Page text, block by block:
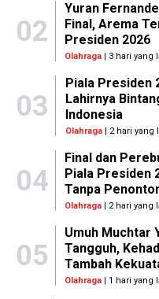
02
Yuran
Final, Arema
Presiden 2026
Olahraga | 3 hari yang
03
Piala Presiden
Lahirnya
Indonesia
Olahraga| 2 hari yang
04
Final dan
Piala Presiden
Tanpa
Olahraga | 2 hari yang
05
Umuh Muchtar
Tangguh,
Tambah
Olahraga | 1 hari yang